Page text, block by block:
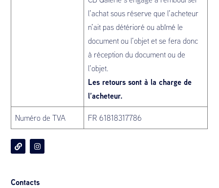
l’achat sous réserve que l’acheteur
n’ait pas détérioré ou abîmé le
document ou l’objet et se fera donc
à réception du document ou de
l’objet.
Les retours sont à la charge de
l’acheteur.
Numéro de TVA FR 61818317786
Contacts